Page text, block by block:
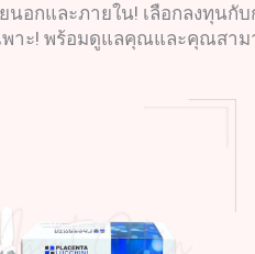
นอกและภายใน! เลือกลงทุ
าะ! พร้อมดูแลคุณและคุณสาม